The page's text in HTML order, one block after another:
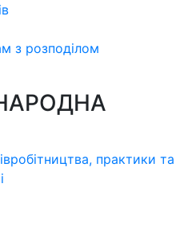
з розподілoм
практики та